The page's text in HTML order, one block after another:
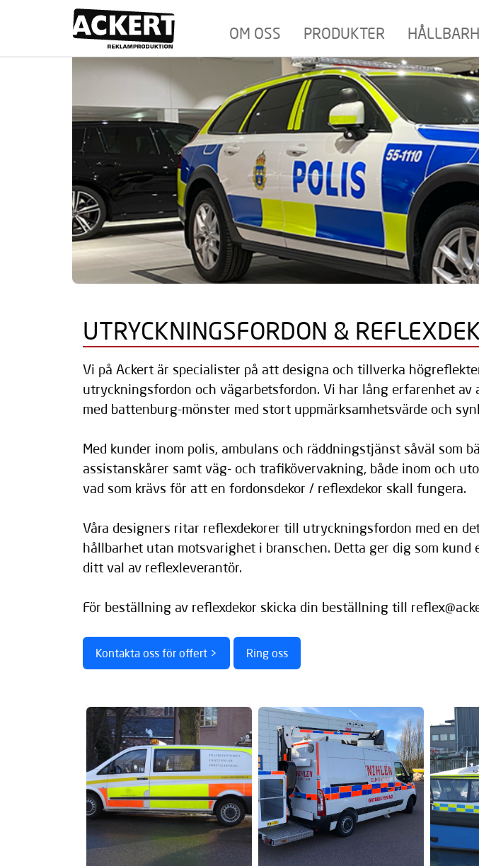
OM OSS PRODUKTER
UTRYCKNINGSFORDON &
Vi på Ackert är specialister på att designa och tillverka
utryckningsfordon och vägarbetsfordon. Vi har lång erfarenhet av
med battenburg-mönster med stort uppmärksamhetsvärde och
Med kunder inom polis, ambulans och räddningstjänst såväl som
assistanskårer samt väg- och trafikövervakning, både inom och
vad som krävs för att en fordonsdekor / reflexdekor skall fungera.
Våra designers ritar reflexdekorer till utryckningsfordon med en
hållbarhet utan motsvarighet i branschen. Detta ger dig som kund
ditt val av reflexleverantör.
För beställning av reflexdekor skicka din beställning till
Kontakta oss för offert > Ring oss